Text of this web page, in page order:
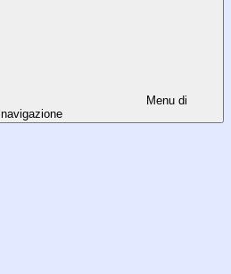
Menu di
navigazione